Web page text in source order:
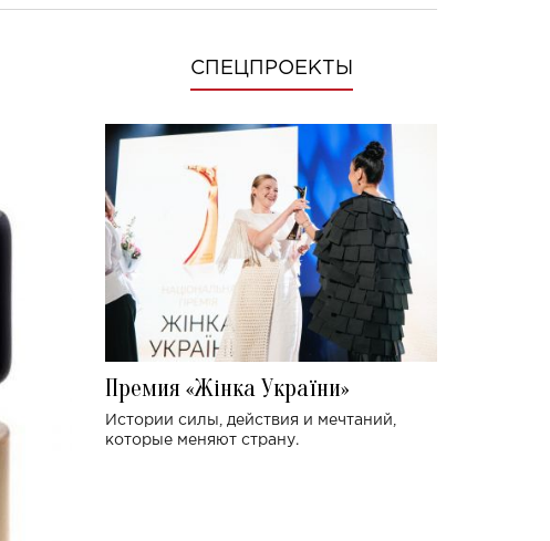
СПЕЦПРОЕКТЫ
Премия «Жінка України»
Истории силы, действия и мечтаний,
которые меняют страну.